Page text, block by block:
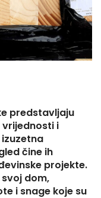
predstavljaju
i
čine ih
projekte.
dom,
i snage koje su